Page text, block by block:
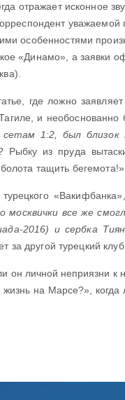
отражает исконное
уважаемой
особенностями
«Динамо», а заявки
где ложно
и необоснованно
1:2, был близок
Рыбку из пруда
тащить бегемота!»
москвички все же
2016) и сербка
за другой турецкий
он личной неприязни
на Марсе?», когда